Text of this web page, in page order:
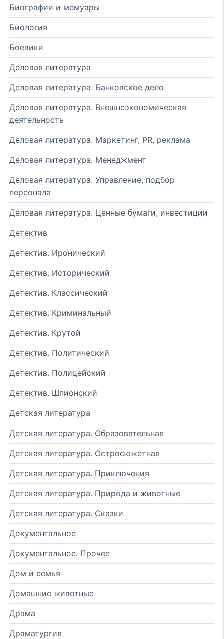
Биографии и мемуары
Биология
Боевики
Деловая литература
Деловая литература. Банковское дело
Деловая литература. Внешнеэкономическая
деятельность
Деловая литература. Маркетинг, PR, реклама
Деловая литература. Менеджмент
Деловая литература. Управление, подбор
персонала
Деловая литература. Ценные бумаги, инвестиции
Детектив
Детектив. Иронический
Детектив. Исторический
Детектив. Классический
Детектив. Криминальный
Детектив. Крутой
Детектив. Политический
Детектив. Полицейский
Детектив. Шпионский
Детская литература
Детская литература. Образовательная
Детская литература. Остросюжетная
Детская литература. Приключения
Детская литература. Природа и животные
Детская литература. Сказки
Документальное
Документальное. Прочее
Дом и семья
Домашние животные
Драма
Драматургия